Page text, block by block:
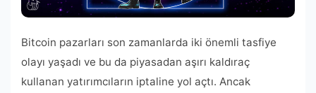
Bitcoin pazarları son zamanlarda iki önemli tasfiye
olayı yaşadı ve bu da piyasadan aşırı kaldıraç
kullanan yatırımcıların iptaline yol açtı. Ancak